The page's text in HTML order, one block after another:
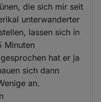
die sich mir seit
unterwanderter
lassen sich in
Minuten
hat er ja
sich dann
an.